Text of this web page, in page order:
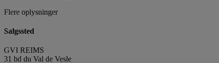
Flere oplysninger
Salgssted
GVI REIMS
31 bd du Val de Vesle